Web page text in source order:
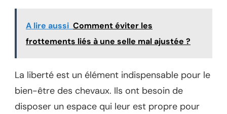
A lire aussi Comment éviter les
frottements liés à une selle mal ajustée ?
La liberté est un élément indispensable pour le
bien-être des chevaux. Ils ont besoin de
disposer un espace qui leur est propre pour